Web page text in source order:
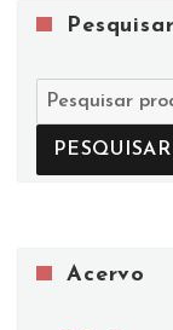
Pesquisar
Pesquisar
por:
PESQUISAR
Acervo